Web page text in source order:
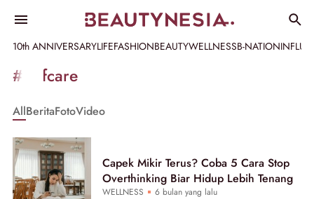
10th ANNIVERSARYLIFEFASHIONBEAUTYWELLNESSB-NATION
Informasi
[GET_DATA_TITLE]
Beautynesia
#selfcare
AllBeritaFotoVideo
Capek Mikir Terus? Coba 5 Cara Stop
Overthinking Biar Hidup Lebih Tenang
WELLNESS 6 bulan yang lalu